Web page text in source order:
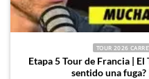
TOUR 2026
Etapa 5 Tour de Francia |
sentido una